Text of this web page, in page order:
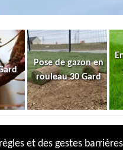
Pose de gazon en
rouleau 30 Gard
et des gestes